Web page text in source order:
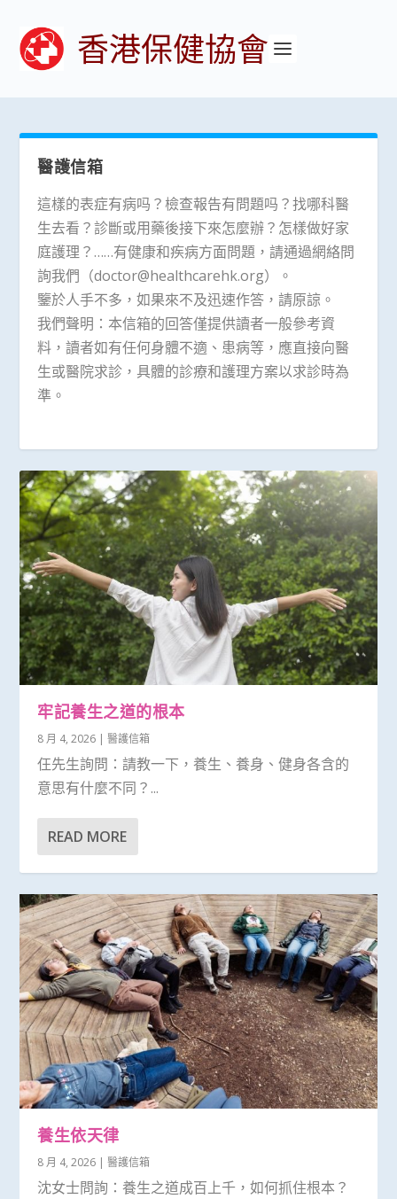
香港保健協會
醫護信箱
這樣的表症有病吗？檢查報告有問題吗？找哪科醫
生去看？診斷或用藥後接下來怎麼辦？怎樣做好家
庭護理？……有健康和疾病方面問題，請通過網絡問
詢我們（doctor@healthcarehk.org）。
鑒於人手不多，如果來不及迅速作答，請原諒。
我們聲明：本信箱的回答僅提供讀者一般參考資
料，讀者如有任何身體不適、患病等，應直接向醫
生或醫院求診，具體的診療和護理方案以求診時為
準。
牢記養生之道的根本
8 月 4, 2026 |醫護信箱
仼先生詢問：請教一下，養生、養身、健身各含的
意思有什麼不同？...
READ MORE
養生依天律
8 月 4, 2026 |醫護信箱
沈女士問詢：養生之道成百上千，如何抓住根本？